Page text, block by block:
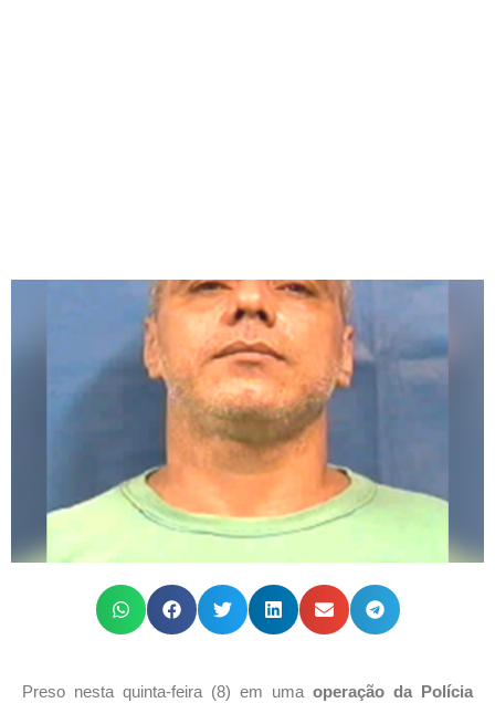
Preso nesta quinta-feira (8) em umaoperação da Polícia